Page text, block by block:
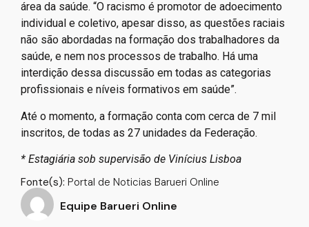
área da saúde. “O racismo é promotor de adoecimento
individual e coletivo, apesar disso, as questões raciais
não são abordadas na formação dos trabalhadores da
saúde, e nem nos processos de trabalho. Há uma
interdição dessa discussão em todas as categorias
profissionais e níveis formativos em saúde”.
Até o momento, a formação conta com cerca de 7 mil
inscritos, de todas as 27 unidades da Federação.
* Estagiária sob supervisão de Vinícius Lisboa
Fonte(s): Portal de Noticias Barueri Online
Equipe Barueri Online